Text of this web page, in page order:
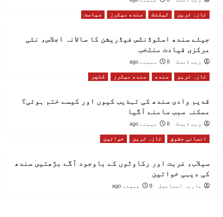
تازہ ترین ٹیلنٹ سندھ میٹرز سیاست
جیئے سندھ اسٹوڈنٹس فیڈریشن کا سالانہ اجلاس، نئی
مرکزی قیادت منتخب
ویب ڈیسک 8 مہینے ago
تازہ ترین سندھ سندھ میٹرز کلچر
قدیم وادی سندھ کی تہذیب کیوں اور کیسے ختم ہوئی؟
ممکنہ سبب سامنے آگیا
ویب ڈیسک 8 مہینے ago
انسانی حقوق تازہ ترین خواتین
سیلاب، غربت اور رکاوٹوں کے باوجود آگے بڑھتیں سندھ
کی دیہی خواتین
ماریہ اسماعیل 8 مہینے ago